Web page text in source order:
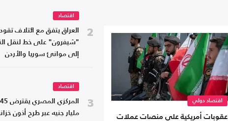
اقتصاد دولي
عقوبات أمريكية على منصات عملات
2
اقتصاد
العراق يتفق مع ائتلاف
"شيفرون" على خط لنقل
إلى موانئ سوريا والأردن
3
اقتصاد
المركزي
مليار جنيه عبر طرح أذون